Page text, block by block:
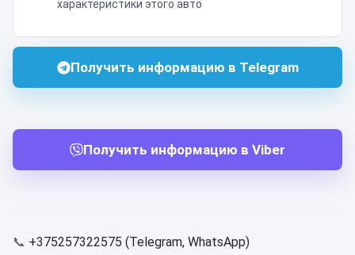
характеристики этого авто
Получить информацию в Telegram
Получить информацию в Viber
📞 +375257322575 (Telegram, WhatsApp)